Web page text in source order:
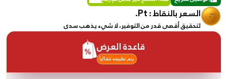
السعر بالنقاط :Pt.
لتحقيق أقصى قدر من التوفير، لا شيء يذهب سدى
قاعدة العرض
يتم تطبيقه تلقائياً